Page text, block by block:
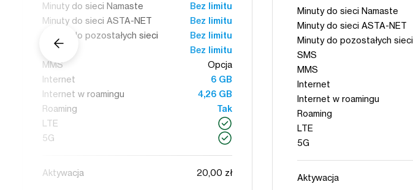
Minuty do sieci Namaste Bez limitu
Minuty do sieci ASTA-NET Bez limitu
Minuty do pozostałych sieci Bez limitu
SMS Bez limitu
MMS
Opcja
Internet
6 GB
Internet w roamingu 4,26 GB
Roaming Tak
LTE
5G
Aktywacja 20,00 zł
Minuty do sieci Namaste
Minuty do sieci ASTA-NET
Minuty do pozostałych sieci
SMS
MMS
Internet
Internet w roamingu
Roaming
LTE
5G
Aktywacja